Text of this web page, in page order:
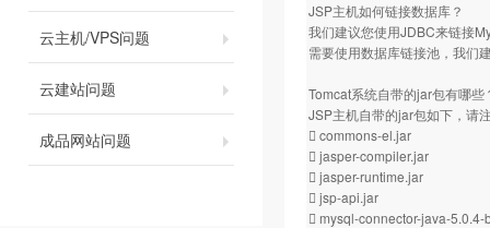
云主机/VPS问题
云建站问题
成品网站问题
JSP主机如何链接数据库？
我们建议您使用JDBC来链接
需要使用数据库链接池，我们
Tomcat系统自带的jar包有哪些
JSP主机自带的jar包如下，请
 commons-el.jar
 jasper-compiler.jar
 jasper-runtime.jar
 jsp-api.jar
 mysql-connector-java-5.0.4-